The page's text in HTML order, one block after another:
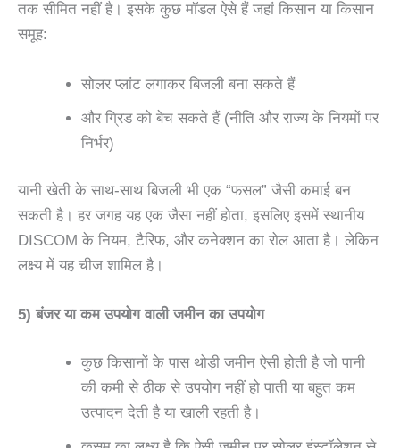
तक सीमित नहीं है। इसके कुछ मॉडल ऐसे हैं जहां किसान या किसान
समूह:
सोलर प्लांट लगाकर बिजली बना सकते हैं
और ग्रिड को बेच सकते हैं (नीति और राज्य के नियमों पर
निर्भर)
यानी खेती के साथ-साथ बिजली भी एक “फसल” जैसी कमाई बन
सकती है। हर जगह यह एक जैसा नहीं होता, इसलिए इसमें स्थानीय
DISCOM के नियम, टैरिफ, और कनेक्शन का रोल आता है। लेकिन
लक्ष्य में यह चीज शामिल है।
5) बंजर या कम उपयोग वाली जमीन का उपयोग
कुछ किसानों के पास थोड़ी जमीन ऐसी होती है जो पानी
की कमी से ठीक से उपयोग नहीं हो पाती या बहुत कम
उत्पादन देती है या खाली रहती है।